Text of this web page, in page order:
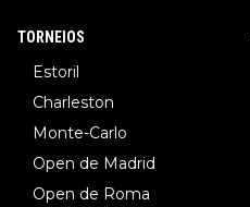
TORNEIOS
Estoril
Charleston
Monte-Carlo
Open de Madrid
Open de Roma